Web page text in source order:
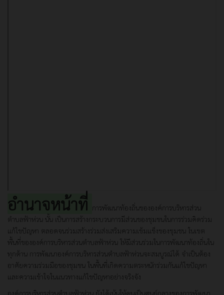
อำนาจหน้าที่
การพัฒนาท้องถิ่นขององค์การบริหารส่วน
ตำบลฟ้าห่วน นั้น เป็นการสร้างกระบวนการมีส่วนของชุมชนในการร่วมคิดร่วม
แก้ไขปัญหา ตลอดจนร่วมสร้างร่วมส่งเสริมความเข้มแข็งของชุมชน ในเขต
พื้นที่ขององค์การบริหารส่วนตำบลฟ้าห่วน ให้มีส่วนร่วมในการพัฒนาท้องถิ่นใน
ทุกด้าน การพัฒนาองค์การบริหารส่วนตำบลฟ้าห่วนจะสมบูรณ์ได้ จำเป็นต้อง
อาศัยความร่วมมือของชุมชน ในพื้นที่เกิดความตระหนักร่วมกันแก้ไขปัญหา
และความเข้าใจในแนวทางแก้ไขปัญหาอย่างจริงจัง
องค์การบริหารส่วนตำบลฟ้าห่วน ยังได้เน้นให้คนเป็นศูนย์กลางของการพัฒนา